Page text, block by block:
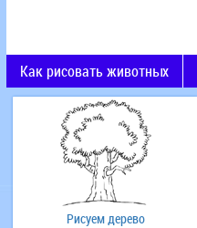
Как рисовать животных
Рисуем дерево